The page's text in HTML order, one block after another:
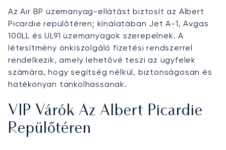
Az Air BP üzemanyag-ellátást biztosít az Albert
Picardie repülőtéren; kínálatában Jet A-1, Avgas
100LL és UL91 üzemanyagok szerepelnek. A
létesítmény önkiszolgáló fizetési rendszerrel
rendelkezik, amely lehetővé teszi az ügyfelek
számára, hogy segítség nélkül, biztonságosan és
hatékonyan tankolhassanak.
VIP Várók Az Albert Picardie
Repülőtéren